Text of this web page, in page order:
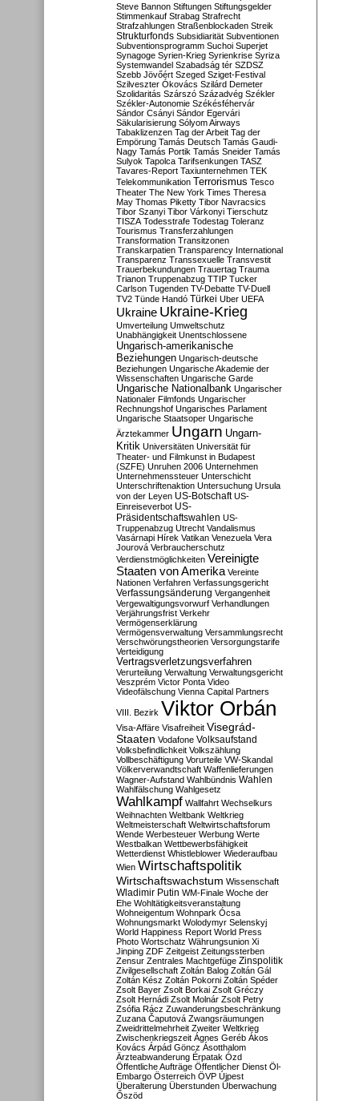
Steve Bannon Stiftungen Stiftungsgelder
Stimmenkauf Strabag Strafrecht
Strafzahlungen Straßenblockaden Streik
Strukturfonds Subsidiarität Subventionen
Subventionsprogramm Suchoi Superjet
Synagoge Syrien-Krieg Syrienkrise Syriza
Systemwandel Szabadság tér SZDSZ
Szebb Jövőért Szeged Sziget-Festival
Szilveszter Ókovács Szilárd Demeter
Szolidaritás Szárszó Századvég Székler
Székler-Autonomie Székésféhervár
Sándor Csányi Sándor Egervári
Säkularisierung Sólyom Airways
Tabaklizenzen Tag der Arbeit Tag der
Empörung Tamás Deutsch Tamás Gaudi-
Nagy Tamás Portik Tamás Sneider Tamás
Sulyok Tapolca Tarifsenkungen TASZ
Tavares-Report Taxiunternehmen TEK
Telekommunikation Terrorismus Tesco
Theater The New York Times Theresa
May Thomas Piketty Tibor Navracsics
Tibor Szanyi Tibor Várkonyi Tierschutz
TISZA Todesstrafe Todestag Toleranz
Tourismus Transferzahlungen
Transformation Transitzonen
Transkarpatien Transparency International
Transparenz Transsexuelle Transvestit
Trauerbekundungen Trauertag Trauma
Trianon Truppenabzug TTIP Tucker
Carlson Tugenden TV-Debatte TV-Duell
TV2 Tünde Handó Türkei Uber UEFA
Ukraine Ukraine-Krieg
Umverteilung Umweltschutz
Unabhängigkeit Unentschlossene
Ungarisch-amerikanische
Beziehungen Ungarisch-deutsche
Beziehungen Ungarische Akademie der
Wissenschaften Ungarische Garde
Ungarische Nationalbank Ungarischer
Nationaler Filmfonds Ungarischer
Rechnungshof Ungarisches Parlament
Ungarische Staatsoper Ungarische
Ärztekammer Ungarn Ungarn-
Kritik Universitäten Universität für
Theater- und Filmkunst in Budapest
(SZFE) Unruhen 2006 Unternehmen
Unternehmenssteuer Unterschicht
Unterschriftenaktion Untersuchung Ursula
von der Leyen US-Botschaft US-
Einreiseverbot US-
Präsidentschaftswahlen US-
Truppenabzug Utrecht Vandalismus
Vasárnapi Hírek Vatikan Venezuela Vera
Jourová Verbraucherschutz
Verdienstmöglichkeiten Vereinigte
Staaten von Amerika Vereinte
Nationen Verfahren Verfassungsgericht
Verfassungsänderung Vergangenheit
Vergewaltigungsvorwurf Verhandlungen
Verjährungsfrist Verkehr
Vermögenserklärung
Vermögensverwaltung Versammlungsrecht
Verschwörungstheorien Versorgungstarife
Verteidigung
Vertragsverletzungsverfahren
Verurteilung Verwaltung Verwaltungsgericht
Veszprém Victor Ponta Video
Videofälschung Vienna Capital Partners
VIII. Bezirk Viktor Orbán
Visa-Affäre Visafreiheit Visegrád-
Staaten Vodafone Volksaufstand
Volksbefindlichkeit Volkszählung
Vollbeschäftigung Vorurteile VW-Skandal
Völkerverwandtschaft Waffenlieferungen
Wagner-Aufstand Wahlbündnis Wahlen
Wahlfälschung Wahlgesetz
Wahlkampf Wallfahrt Wechselkurs
Weihnachten Weltbank Weltkrieg
Weltmeisterschaft Weltwirtschaftsforum
Wende Werbesteuer Werbung Werte
Westbalkan Wettbewerbsfähigkeit
Wetterdienst Whistleblower Wiederaufbau
Wien Wirtschaftspolitik
Wirtschaftswachstum Wissenschaft
Wladimir Putin WM-Finale Woche der
Ehe Wohltätigkeitsveranstaltung
Wohneigentum Wohnpark Ócsa
Wohnungsmarkt Wolodymyr Selenskyj
World Happiness Report World Press
Photo Wortschatz Währungsunion Xi
Jinping ZDF Zeitgeist Zeitungssterben
Zensur Zentrales Machtgefüge Zinspolitik
Zivilgesellschaft Zoltán Balog Zoltán Gál
Zoltán Kész Zoltán Pokorni Zoltán Spéder
Zsolt Bayer Zsolt Borkai Zsolt Gréczy
Zsolt Hernádi Zsolt Molnár Zsolt Petry
Zsófia Rácz Zuwanderungsbeschränkung
Zuzana Čaputová Zwangsräumungen
Zweidrittelmehrheit Zweiter Weltkrieg
Zwischenkriegszeit Ágnes Geréb Ákos
Kovács Árpád Göncz Ásotthalom
Ärzteabwanderung Érpatak Ózd
Öffentliche Aufträge Öffentlicher Dienst Öl-
Embargo Österreich ÖVP Újpest
Überalterung Überstunden Überwachung
Őszöd